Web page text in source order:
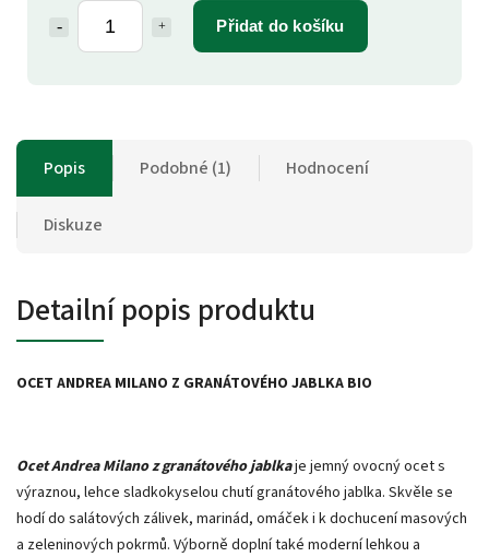
Přidat do košíku
Popis Podobné (1) Hodnocení
Diskuze
Detailní popis produktu
OCET ANDREA MILANO Z GRANÁTOVÉHO JABLKA BIO
Ocet Andrea Milano z granátového jablkaje jemný ovocný ocet s
výraznou, lehce sladkokyselou chutí granátového jablka. Skvěle se
hodí do salátových zálivek, marinád, omáček i k dochucení masových
a zeleninových pokrmů. Výborně doplní také moderní lehkou a